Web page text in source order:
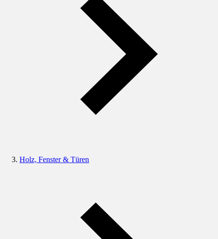
Holz, Fenster & Türen